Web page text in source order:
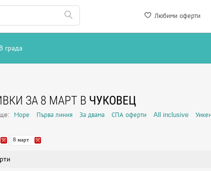
Любими оферти
В града
ЗА 8 МАРТ В ЧУКОВЕЦ
Море Първа линия За двама СПА оферти All inclusive
8 март